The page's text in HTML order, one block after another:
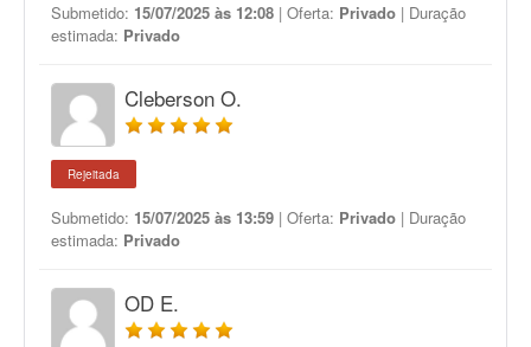
Submetido: 15/07/2025 às 12:08 | Oferta: Privado | Duração
estimada: Privado
Cleberson O.
Rejeitada
Submetido: 15/07/2025 às 13:59 | Oferta: Privado | Duração
estimada: Privado
OD E.